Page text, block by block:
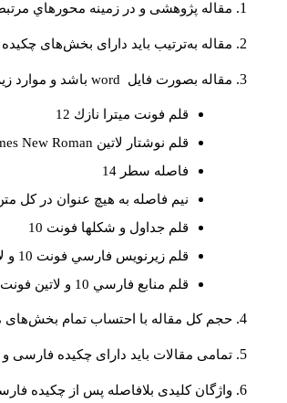
مقاله پژوهشی و در زمینه محورهاي
مقاله به‌ترتیب باید دارای بخش‌های
مقاله بصورت فايل word باشد و موارد
قلم فونت ميترا نازك 12
قلم نوشتار لاتين New Roman
فاصله سطر 14
نيم فاصله به هيچ عنوان در كل
قلم جداول و شكلها فونت 10
قلم زيرنويس فارسي فونت 10 و لاتين فونت 8
قلم منابع فارسي 10 و لاتين فونت 9
حجم کل مقاله با احتساب تمام بخش‌های مذکور در بند ۲، بین
تمامی مقالات باید دارای چکیده فارسی و انگلیسی
واژگان کلیدی بلافاصله پس از چکیده فارسی و انگلیسی